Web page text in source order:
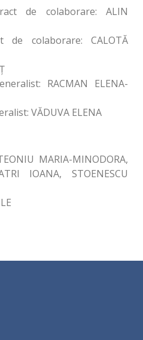
de colaborare: ALIN
de colaborare: CALOTĂ
RACMAN ELENA-
VĂDUVA ELENA
MARIA-MINODORA,
IOANA, STOENESCU